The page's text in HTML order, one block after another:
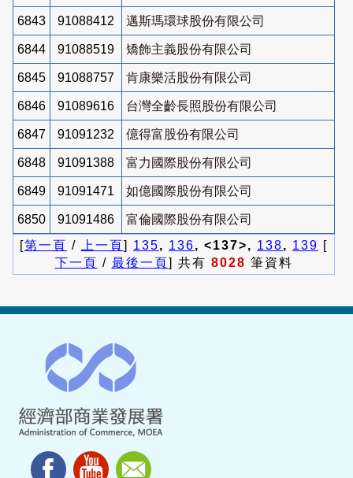
6843 91088412 邁斯瑪環球股份有限公司
6844 91088519 矯飾主義股份有限公司
6845 91088757 肯康樂活股份有限公司
6846 91089616 台灣全齡長照股份有限公司
6847 91091232 億得富股份有限公司
6848 91091388 富力國際股份有限公司
6849 91091471 如億國際股份有限公司
6850 91091486
富倫國際股份有限公司
[第一頁 / 上一頁] 135, 136, <137>, 138, 139 [
下一頁 / 最後一頁] 共有 8028 筆資料